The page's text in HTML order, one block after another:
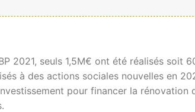
2021, seuls 1,5M€ ont été réalisés soit
à des actions sociales nouvelles en
pour financer la rénovation